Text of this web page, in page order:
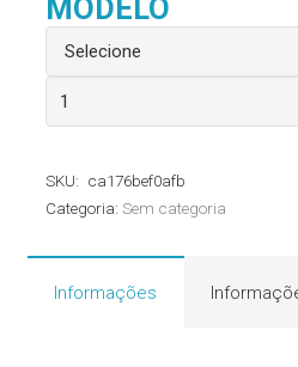
MODELO
Pinça
Roberts
quantidade
SKU: ca176bef0afb
Categoria: Sem categoria
Informações